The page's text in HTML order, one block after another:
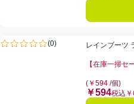
レインブーツ ライトブルー20CM
(0)
評価は0件のレビューで5点中0.0点
レインブーツ
【在庫一掃セ
(￥594 /個)
価格
￥594税込